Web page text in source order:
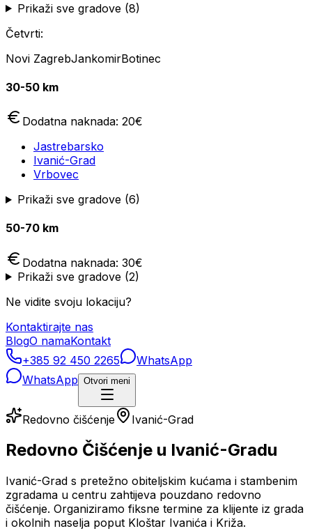
Prikaži sve gradove (8)
Četvrti:
Novi ZagrebJankomirBotinec
30-50 km
Dodatna naknada: 20€
Jastrebarsko
Ivanić-Grad
Vrbovec
Prikaži sve gradove (6)
50-70 km
Dodatna naknada: 30€
Prikaži sve gradove (2)
Ne vidite svoju lokaciju?
Kontaktirajte nas
BlogO namaKontakt
+385 92 450 2265
WhatsApp
WhatsApp Otvori meni
Redovno čišćenje Ivanić-Grad
Redovno Čišćenje u Ivanić-Gradu
Ivanić-Grad s pretežno obiteljskim kućama i stambenim
zgradama u centru zahtijeva pouzdano redovno
čišćenje. Organiziramo fiksne termine za klijente iz grada
i okolnih naselja poput Kloštar Ivanića i Križa.